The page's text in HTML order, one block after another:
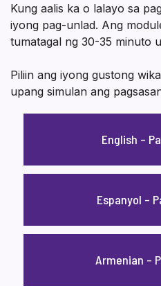
Kung aalis ka o lalayo sa
iyong pag-unlad. Ang
tumatagal ng 30-35 minuto
Piliin ang iyong gustong
upang simulan ang
English –
Espanyol –
Armenian –